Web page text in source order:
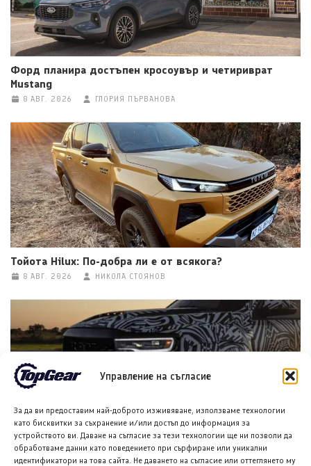
Управление на съгласие
За да ви предоставим най-доброто изживяване, използваме технологии
като бисквитки за съхранение и/или достъп до информация за
устройството ви. Даване на съгласие за тези технологии ще ни позволи да
обработваме данни като поведението при сърфиране или уникални
идентификатори на това сайта. Не даването на съгласие или оттеглянето му
Форд планира достъпен кросоувър и четириврат
Mustang
8 АВГ. 2026 ГЛОРИЯ ПЪРВАНОВА
Тойота Hilux: По-добра ли е от всякога?
8 АВГ. 2026 НИКОЛА СТОЯНОВ
Хенеси Максимус: Пикап, по-бърз от Ферари F40
8 АВГ. 2026 ТЕОДОРА ИЛИЕВА